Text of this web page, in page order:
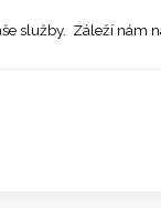
služby. Záleží nám